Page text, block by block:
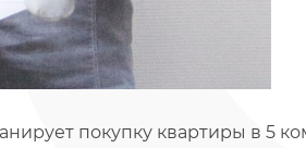
покупку квартиры в 5